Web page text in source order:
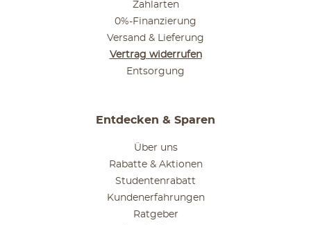
Zahlarten
0%-Finanzierung
Versand & Lieferung
Vertrag widerrufen
Entsorgung
Entdecken & Sparen
Über uns
Rabatte & Aktionen
Studentenrabatt
Kundenerfahrungen
Ratgeber